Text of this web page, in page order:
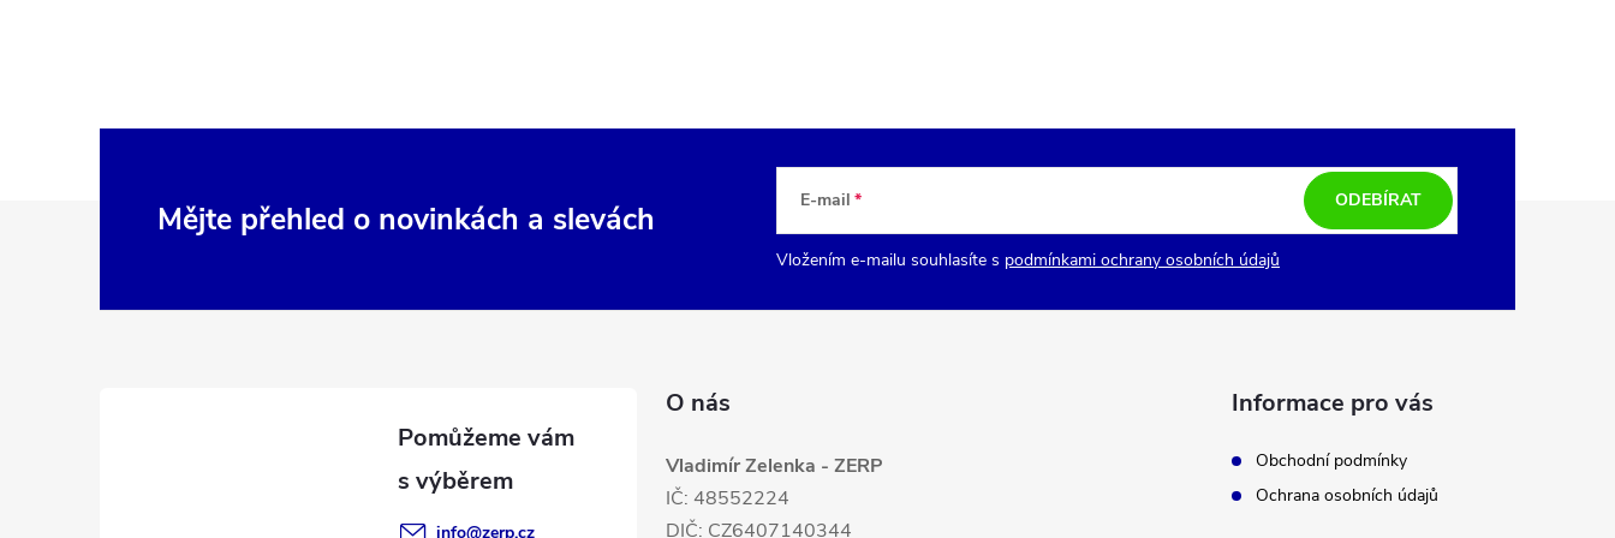
Mějte přehled o novinkách a slevách E-mail
Vložením e-mailu souhlasíte s podmínkami ochrany osobních údajů
ODEBÍRAT
info@zerp.cz
O nás
Vladimír Zelenka - ZERP
IČ: 48552224
DIČ: CZ6407140344
Informace pro vás
Obchodní podmínky
Ochrana osobních údajů